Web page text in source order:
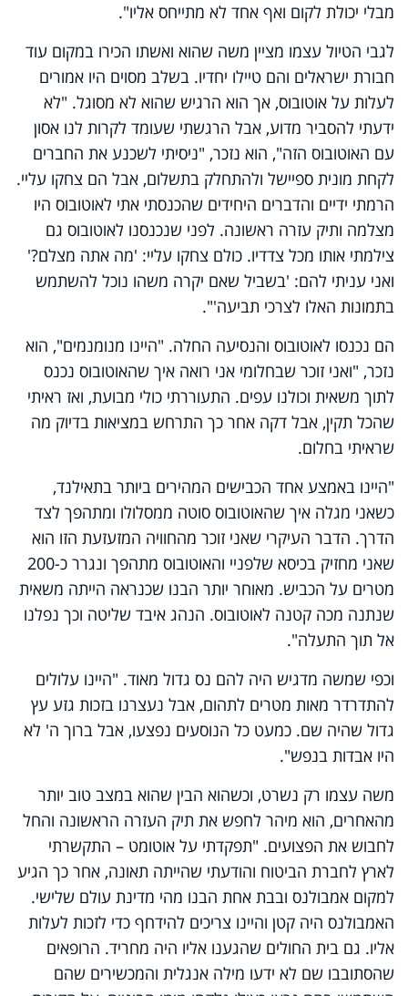
מבלי יכולת לקום ואף אחד לא מתייחס אליו".
לגבי הטיול עצמו מציין משה שהוא ואשתו הכירו במקום עוד
חבורת ישראלים והם טיילו יחדיו. בשלב מסוים היו אמורים
לעלות על אוטובוס, אך הוא הרגיש שהוא לא מסוגל. "לא
ידעתי להסביר מדוע, אבל הרגשתי שעומד לקרות לנו אסון
עם האוטובוס הזה", הוא נזכר, "ניסיתי לשכנע את החברים
לקחת מונית ספיישל ולהתחלק בתשלום, אבל הם צחקו עליי.
הרמתי ידיים והדברים היחידים שהכנסתי אתי לאוטובוס היו
מצלמה ותיק עזרה ראשונה. לפני שנכנסנו לאוטובוס גם
צילמתי אותו מכל צדדיו. כולם צחקו עליי: 'מה אתה מצלם?'
ואני עניתי להם: 'בשביל שאם יקרה משהו נוכל להשתמש
בתמונות האלו לצרכי תביעה'".
הם נכנסו לאוטובוס והנסיעה החלה. "היינו מנומנמים", הוא
נזכר, "ואני זוכר שבחלומי אני רואה איך שהאוטובוס נכנס
לתוך משאית וכולנו עפים. התעוררתי כולי מבועת, ואז ראיתי
שהכל תקין, אבל דקה אחר כך התרחש במציאות בדיוק מה
שראיתי בחלום.
"היינו באמצע אחד הכבישים המהירים ביותר בתאילנד,
כשאני מגלה איך שהאוטובוס סוטה ממסלולו ומתהפך לצד
הדרך. הדבר העיקרי שאני זוכר מהחוויה המזעזעת הזו הוא
שאני מחזיק בכיסא שלפניי והאוטובוס מתהפך ונגרר כ-200
מטרים על הכביש. מאוחר יותר הבנו שכנראה הייתה משאית
שנתנה מכה קטנה לאוטובוס. הנהג איבד שליטה וכך נפלנו
אל תוך התעלה".
וכפי שמשה מדגיש היה להם נס גדול מאוד. "היינו עלולים
להתדרדר מאות מטרים לתהום, אבל נעצרנו בזכות גזע עץ
גדול שהיה שם. כמעט כל הנוסעים נפצעו, אבל ברוך ה' לא
היו אבדות בנפש".
משה עצמו רק נשרט, וכשהוא הבין שהוא במצב טוב יותר
מהאחרים, הוא מיהר לחפש את תיק העזרה הראשונה והחל
לחבוש את הפצועים. "תפקדתי על אוטומט – התקשרתי
לארץ לחברת הביטוח והודעתי שהייתה תאונה, אחר כך הגיע
למקום אמבולנס ובבת אחת הבנו מהי מדינת עולם שלישי.
האמבולנס היה קטן והיינו צריכים להידחף כדי לזכות לעלות
אליו. גם בית החולים שהגענו אליו היה מחריד. הרופאים
שהסתובבו שם לא ידעו מילה אנגלית והמכשירים שהם